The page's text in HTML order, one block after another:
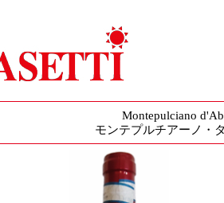
Montepulciano
モンテプルチアーノ・